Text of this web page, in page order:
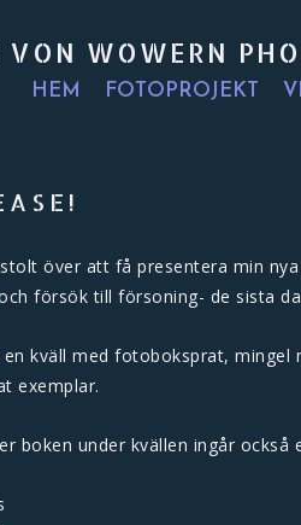
WOWERN
HEM FOTOPROJEKT
stolt över att få presentera min
försök till försoning- de sista
en kväll med fotoboksprat,
exemplar.
boken under kvällen ingår också